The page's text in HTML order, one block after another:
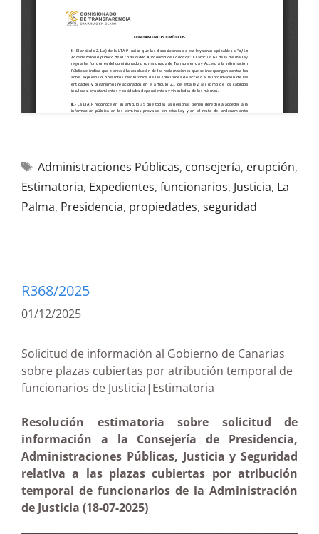
Administraciones Públicas, consejería, erupción,
Estimatoria, Expedientes, funcionarios, Justicia, La
Palma, Presidencia, propiedades, seguridad
R368/2025
01/12/2025
Solicitud de información al Gobierno de Canarias
sobre plazas cubiertas por atribución temporal de
funcionarios de Justicia|Estimatoria
Resolución estimatoria sobre solicitud de
información a la Consejería de Presidencia,
Administraciones Públicas, Justicia y Seguridad
relativa a las plazas cubiertas por atribución
temporal de funcionarios de la Administración
de Justicia (18-07-2025)